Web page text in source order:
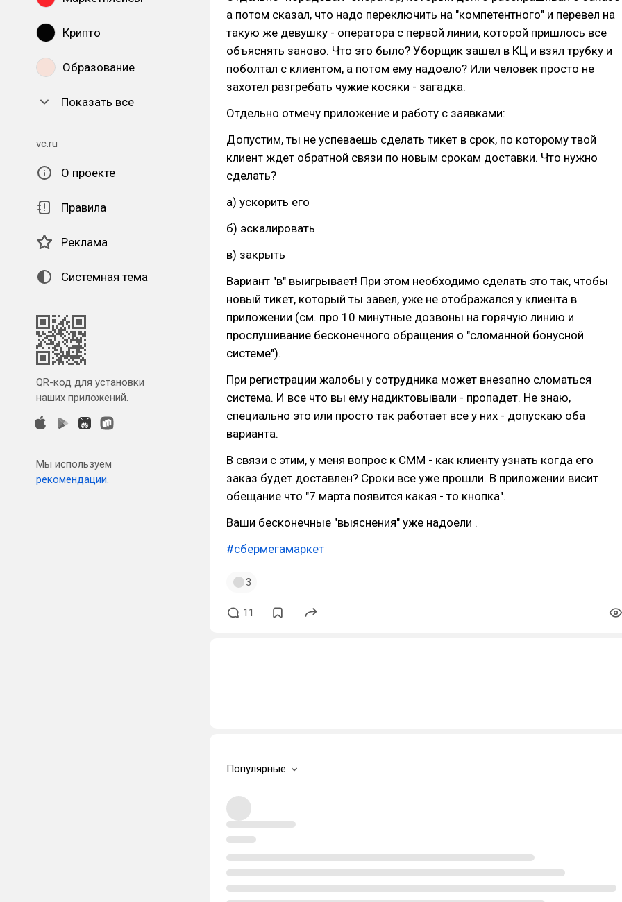
Крипто
Образование
Показать все
vc.ru
О проекте
Правила
Реклама
Системная тема
QR-код для установки
наших приложений.
Мы используем
рекомендации.
а потом сказал, что надо переключить на "компетентного" и перевел на
такую же девушку - оператора с первой линии, которой пришлось все
объяснять заново. Что это было? Уборщик зашел в КЦ и взял трубку и
поболтал с клиентом, а потом ему надоело? Или человек просто не
захотел разгребать чужие косяки - загадка.
Отдельно отмечу приложение и работу с заявками:
Допустим, ты не успеваешь сделать тикет в срок, по которому твой
клиент ждет обратной связи по новым срокам доставки. Что нужно
сделать?
а) ускорить его
б) эскалировать
в) закрыть
Вариант "в" выигрывает! При этом необходимо сделать это так, чтобы
новый тикет, который ты завел, уже не отображался у клиента в
приложении (см. про 10 минутные дозвоны на горячую линию и
прослушивание бесконечного обращения о "сломанной бонусной
системе").
При регистрации жалобы у сотрудника может внезапно сломаться
система. И все что вы ему надиктовывали - пропадет. Не знаю,
специально это или просто так работает все у них - допускаю оба
варианта.
В связи с этим, у меня вопрос к СММ - как клиенту узнать когда его
заказ будет доставлен? Сроки все уже прошли. В приложении висит
обещание что "7 марта появится какая - то кнопка".
Ваши бесконечные "выяснения" уже надоели .
#сбермегамаркет
3
11
Популярные